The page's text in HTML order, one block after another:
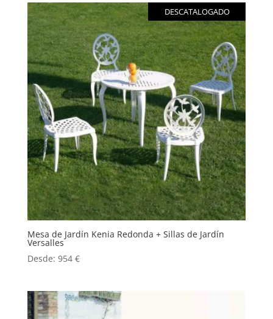
DESCATALOGADO
Mesa de Jardín Kenia Redonda + Sillas de Jardín
Versalles
Desde: 954 €